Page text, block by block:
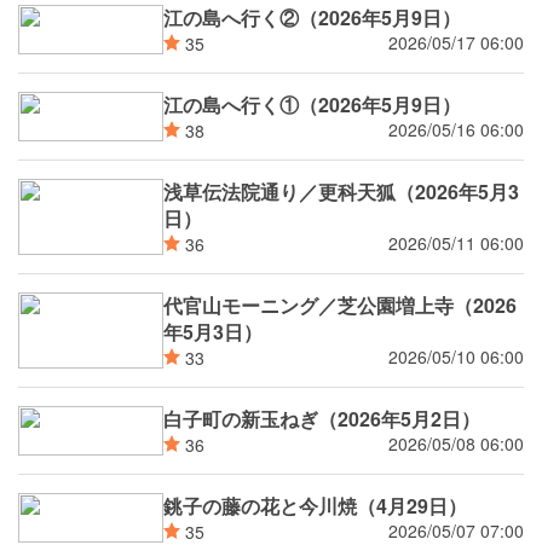
江の島へ行く②（2026年5月9日）
35 2026/05/17 06:00
江の島へ行く①（2026年5月9日）
38 2026/05/16 06:00
浅草伝法院通り／更科天狐（2026年5月3
日）
36 2026/05/11 06:00
代官山モーニング／芝公園増上寺（2026
年5月3日）
33 2026/05/10 06:00
白子町の新玉ねぎ（2026年5月2日）
36 2026/05/08 06:00
銚子の藤の花と今川焼（4月29日）
35 2026/05/07 07:00